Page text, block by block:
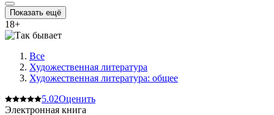
Показать ещё
18+
Все
Художественная литература
Художественная литература: общее
5.02Оценить
Электронная книга